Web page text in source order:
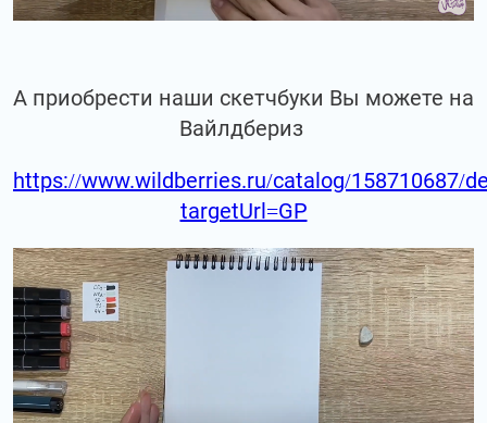
А приобрести наши скетчбуки Вы можете на
Вайлдбериз
https://www.wildberries.ru/catalog/158710687/
targetUrl=GP